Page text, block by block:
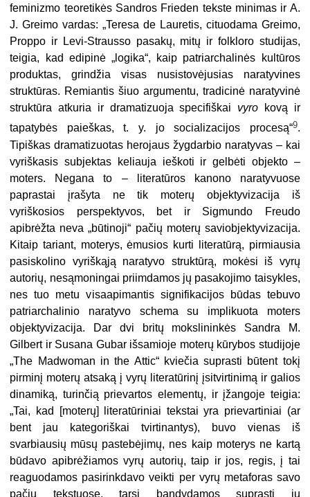
feminizmo teoretikės Sandros Frieden tekste minimas ir A.
J. Greimo vardas: „Teresa de Lauretis, cituodama Greimo,
Proppo ir Levi-Strausso pasakų, mitų ir folkloro studijas,
teigia, kad edipinė „logika“, kaip patriarchalinės kultūros
produktas, grindžia visas nusistovėjusias naratyvines
struktūras. Remiantis šiuo argumentu, tradicinė naratyvinė
struktūra atkuria ir dramatizuoja specifiškai vyro kovą ir
tapatybės paieškas, t. y. jo socializacijos procesą“9.
Tipiškas dramatizuotas herojaus žygdarbio naratyvas – kai
vyriškasis subjektas keliauja ieškoti ir gelbėti objekto –
moters. Negana to – literatūros kanono naratyvuose
paprastai įrašyta ne tik moterų objektyvizacija iš
vyriškosios perspektyvos, bet ir Sigmundo Freudo
apibrėžta neva „būtinoji“ pačių moterų saviobjektyvizacija.
Kitaip tariant, moterys, ėmusios kurti literatūrą, pirmiausia
pasiskolino vyriškąją naratyvo struktūrą, mokėsi iš vyrų
autorių, nesąmoningai priimdamos jų pasakojimo taisykles,
nes tuo metu visaapimantis signifikacijos būdas tebuvo
patriarchalinio naratyvo schema su implikuota moters
objektyvizacija. Dar dvi britų mokslininkės Sandra M.
Gilbert ir Susana Gubar išsamioje moterų kūrybos studijoje
„The Madwoman in the Attic“ kviečia suprasti būtent tokį
pirminį moterų atsaką į vyrų literatūrinį įsitvirtinimą ir galios
dinamiką, turinčią prievartos elementų, ir įžangoje teigia:
„Tai, kad [moterų] literatūriniai tekstai yra prievartiniai (ar
bent jau kategoriškai tvirtinantys), buvo vienas iš
svarbiausių mūsų pastebėjimų, nes kaip moterys ne kartą
būdavo apibrėžiamos vyrų autorių, taip ir jos, regis, į tai
reaguodamos pasirinkdavo veikti per vyrų metaforas savo
pačių tekstuose, tarsi bandydamos suprasti jų